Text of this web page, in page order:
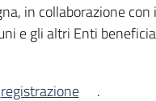
in collaborazione
e gli altri Enti
registrazione
.